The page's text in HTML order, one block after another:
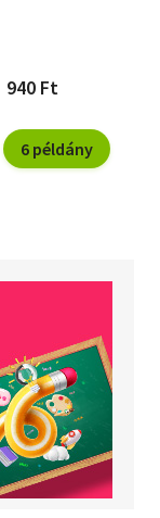
940 Ft
6 példány